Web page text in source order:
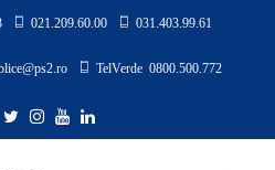
021.209.60.00 031.403.99.61
TelVerde 0800.500.772